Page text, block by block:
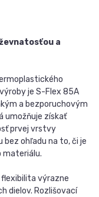
a
je S-Flex 85A
a bezporuchovým
umožňuje získať
prvej vrstvy
ohľadu na to, či je
materiálu.
výrazne
dielov. Rozlišovací